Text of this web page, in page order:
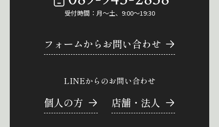
受付時間：月～土、9:00～19:30
フォームからお問い合わせ
LINEからのお問い合わせ
個人の方 店舗・法人